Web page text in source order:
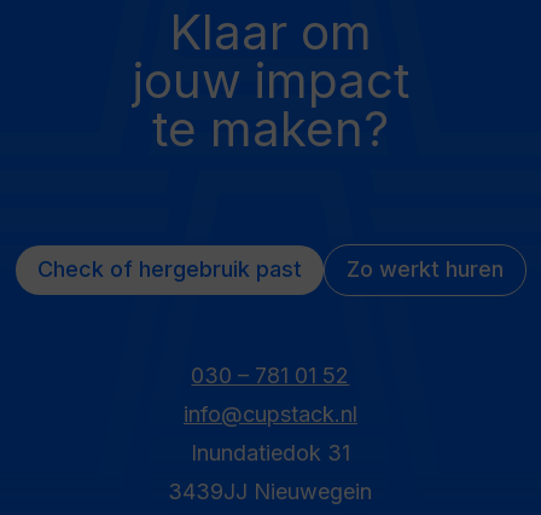
Klaar om
jouw impact
te maken?
Check of hergebruik past Zo werkt huren
030 – 781 01 52
info@cupstack.nl
Inundatiedok 31
3439JJ Nieuwegein